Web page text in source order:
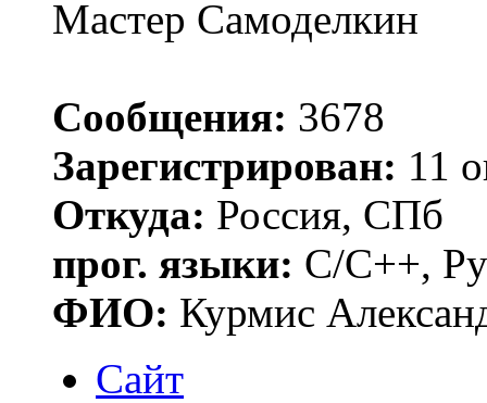
Мастер Самоделкин
Сообщения: 3678
Зарегистрирован: 11
Откуда: Россия, СПб
прог. языки: C/C++,
ФИО: Курмис
Сайт